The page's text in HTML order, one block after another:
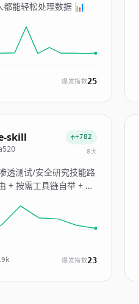
都能轻松处理数据 📊
爆发指数25
skill +782
8天
透测试/安全研究技能路
+ 按需工具链自举 + 自
Cline及其他AI编码客户
爆发指数23